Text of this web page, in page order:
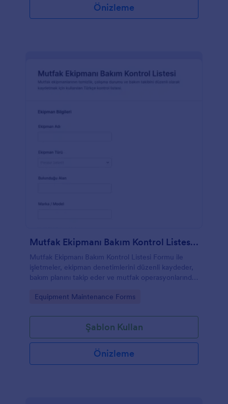
Önizleme
Mutfak Ekipmanı Bakım Kontrol Listesi Formu
Mutfak Ekipmanı Bakım Kontrol Listesi Formu ile
işletmeler, ekipman denetimlerini düzenli kaydeder,
bakım planını takip eder ve mutfak operasyonlarında
Go to Category:
Equipment Maintenance Forms
Şablon Kullan
Önizleme